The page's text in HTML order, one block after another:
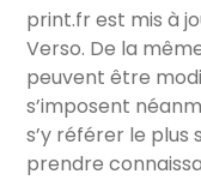
print.frest mis à
Verso. De la
peuvent être
s’imposent
s’y référer le plus
prendre